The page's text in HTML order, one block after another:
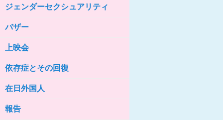
女性の家HELP ネットワークニュー
ス No.81
女性の家HELP ネットワークニュー
女性の家HELP ネットワークニュー
ス No.78
ス No.77
ジェンダーセクシュアリティ
バザー
上映会
依存症とその回復
在日外国人
報告